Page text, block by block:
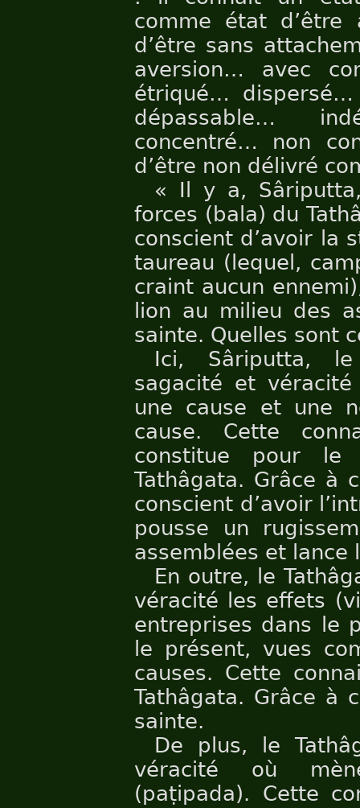
comme état d’être
d’être sans
aversion… avec
étriqué…
dépassable…
concentré… non
d’être non délivré
« Il y a,
forces (bala) du
conscient d’avoir la
taureau (lequel,
craint aucun
lion au milieu des
sainte. Quelles sont
Ici, Sâriputta, le
sagacité et
une cause et une
cause. Cette
constitue pour le
Tathâgata. Grâce à
conscient d’avoir
pousse un
assemblées et lance
En outre, le
véracité les effets
entreprises dans le
le présent, vues
causes. Cette
Tathâgata. Grâce à
sainte.
De plus, le
véracité où
(paṭipada). Cette